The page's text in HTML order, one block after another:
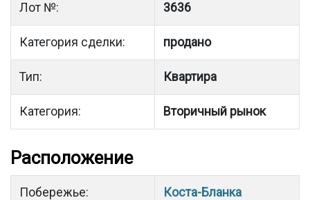
Лот №: 3636
Категория сделки: продано
Тип: Квартира
Категория: Вторичный рынок
Расположение
Побережье: Коста-Бланка